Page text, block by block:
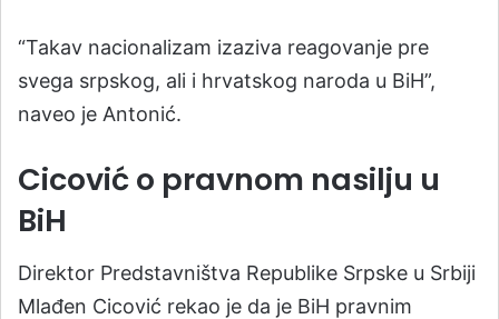
“Takav nacionalizam izaziva reagovanje pre
svega srpskog, ali i hrvatskog naroda u BiH”,
naveo je Antonić.
Cicović o pravnom nasilju u
BiH
Direktor Predstavništva Republike Srpske u Srbiji
Mlađen Cicović rekao je da je BiH pravnim